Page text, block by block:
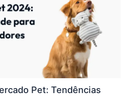
Pet: Tendências